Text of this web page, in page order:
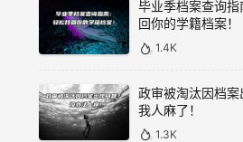
毕业季档案查询
回你的学籍档案！
1.4K
政审被淘汰因档案
我人麻了！
1.3K